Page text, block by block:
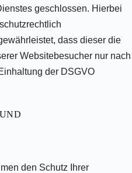
geschlossen. Hierbei
dass dieser die
Websitebesucher nur nach
der DSGVO
den Schutz Ihrer